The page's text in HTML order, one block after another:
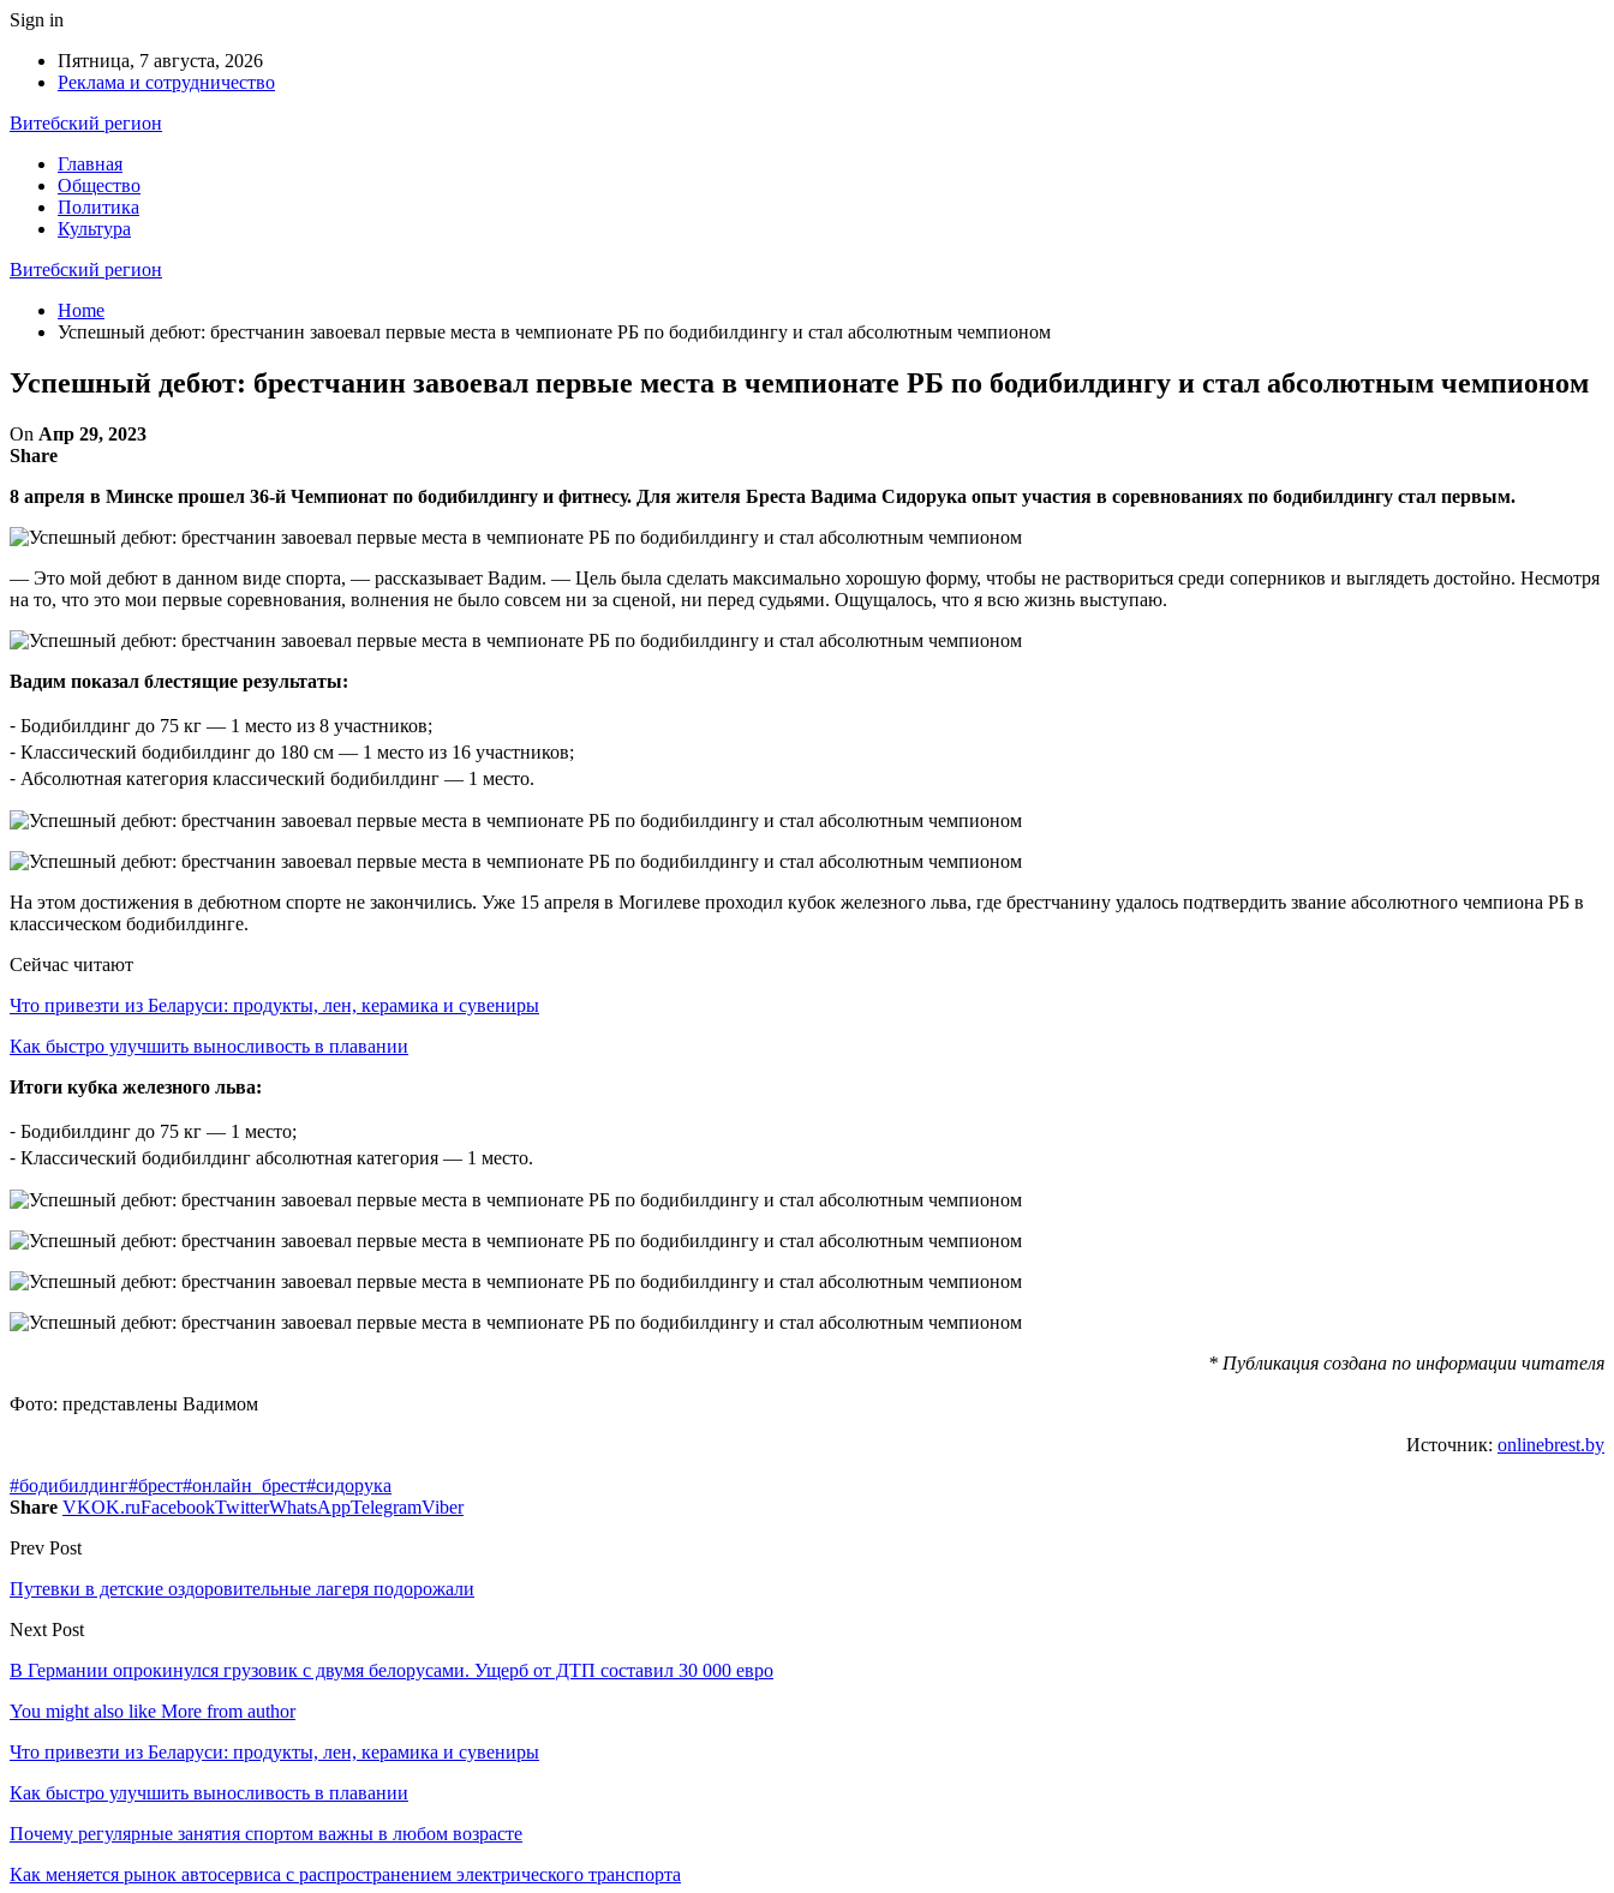
Sign in
Пятница, 7 августа, 2026
Реклама и сотрудничество
Витебский регион
Главная
Общество
Политика
Культура
Витебский регион
Home
Успешный дебют: брестчанин завоевал первые места в чемпионате РБ по бодибилдингу и стал абсолютным чемпионом
Успешный дебют: брестчанин завоевал первые места в чемпионате РБ по бодибилдингу и стал абсолютным чемпионом
On Апр 29, 2023
Share
8 апреля в Минске прошел 36-й Чемпионат по бодибилдингу и фитнесу. Для жителя Бреста Вадима Сидорука опыт участия в соревнованиях по бодибилдингу стал первым.
— Это мой дебют в данном виде спорта, — рассказывает Вадим. — Цель была сделать максимально хорошую форму, чтобы не раствориться среди соперников и выглядеть достойно. Несмотря
на то, что это мои первые соревнования, волнения не было совсем ни за сценой, ни перед судьями. Ощущалось, что я всю жизнь выступаю.
Вадим показал блестящие результаты:
⁃ Бодибилдинг до 75 кг — 1 место из 8 участников;
⁃ Классический бодибилдинг до 180 см — 1 место из 16 участников;
⁃ Абсолютная категория классический бодибилдинг — 1 место.
На этом достижения в дебютном спорте не закончились. Уже 15 апреля в Могилеве проходил кубок железного льва, где брестчанину удалось подтвердить звание абсолютного чемпиона РБ в
классическом бодибилдинге.
Сейчас читают
Что привезти из Беларуси: продукты, лен, керамика и сувениры
Как быстро улучшить выносливость в плавании
Итоги кубка железного льва:
⁃ Бодибилдинг до 75 кг — 1 место;
⁃ Классический бодибилдинг абсолютная категория — 1 место.
* Публикация создана по информации читателя
Фото: представлены Вадимом
Источник: onlinebrest.by
#бодибилдинг#брест#онлайн_брест#сидорука
Share VKOK.ruFacebookTwitterWhatsAppTelegramViber
Prev Post
Путевки в детские оздоровительные лагеря подорожали
Next Post
В Германии опрокинулcя грузовик с двумя белорусами. Ущерб от ДТП составил 30 000 евро
You might also like More from author
Что привезти из Беларуси: продукты, лен, керамика и сувениры
Как быстро улучшить выносливость в плавании
Почему регулярные занятия спортом важны в любом возрасте
Как меняется рынок автосервиса с распространением электрического транспорта